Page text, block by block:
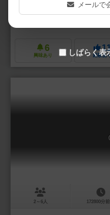
タンサン（TANSAN）
6
興味あり 経験あ
2～6人 172800分前
メールで
しばらく表